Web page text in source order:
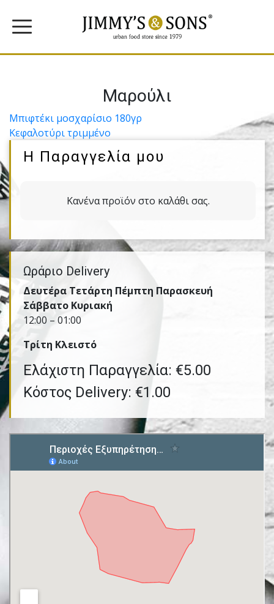
Μαρούλι
Πλοήγηση
άρθρων
Μπιφτέκι µοσχαρίσιο 180γρ
Κεφαλοτύρι τριµµένο
Η Παραγγελία μου
Κανένα προϊόν στο καλάθι σας.
Ωράριο Delivery
Δευτέρα Τετάρτη Πέμπτη Παρασκευή
Σάββατο Κυριακή
12:00 – 01:00
Τρίτη Kλειστό
Ελάχιστη Παραγγελία: €5.00
Κόστος Delivery: €1.00